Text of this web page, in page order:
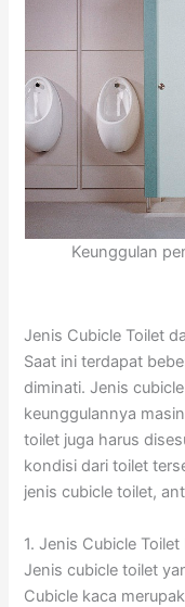
Keunggulan
Jenis Cubicle Toilet
Saat ini terdapat
diminati. Jenis
keunggulannya
toilet juga harus
kondisi dari toilet
jenis cubicle toilet,
1. Jenis Cubicle Toilet
Jenis cubicle toilet
Cubicle kaca